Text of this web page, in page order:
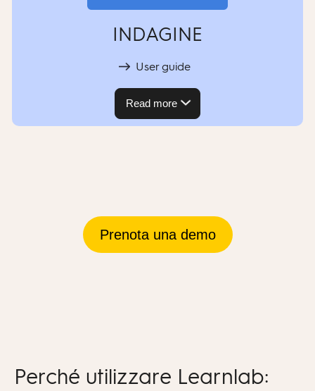
INDAGINE
User guide
Read more
Prenota una demo
Perché utilizzare Learnlab: